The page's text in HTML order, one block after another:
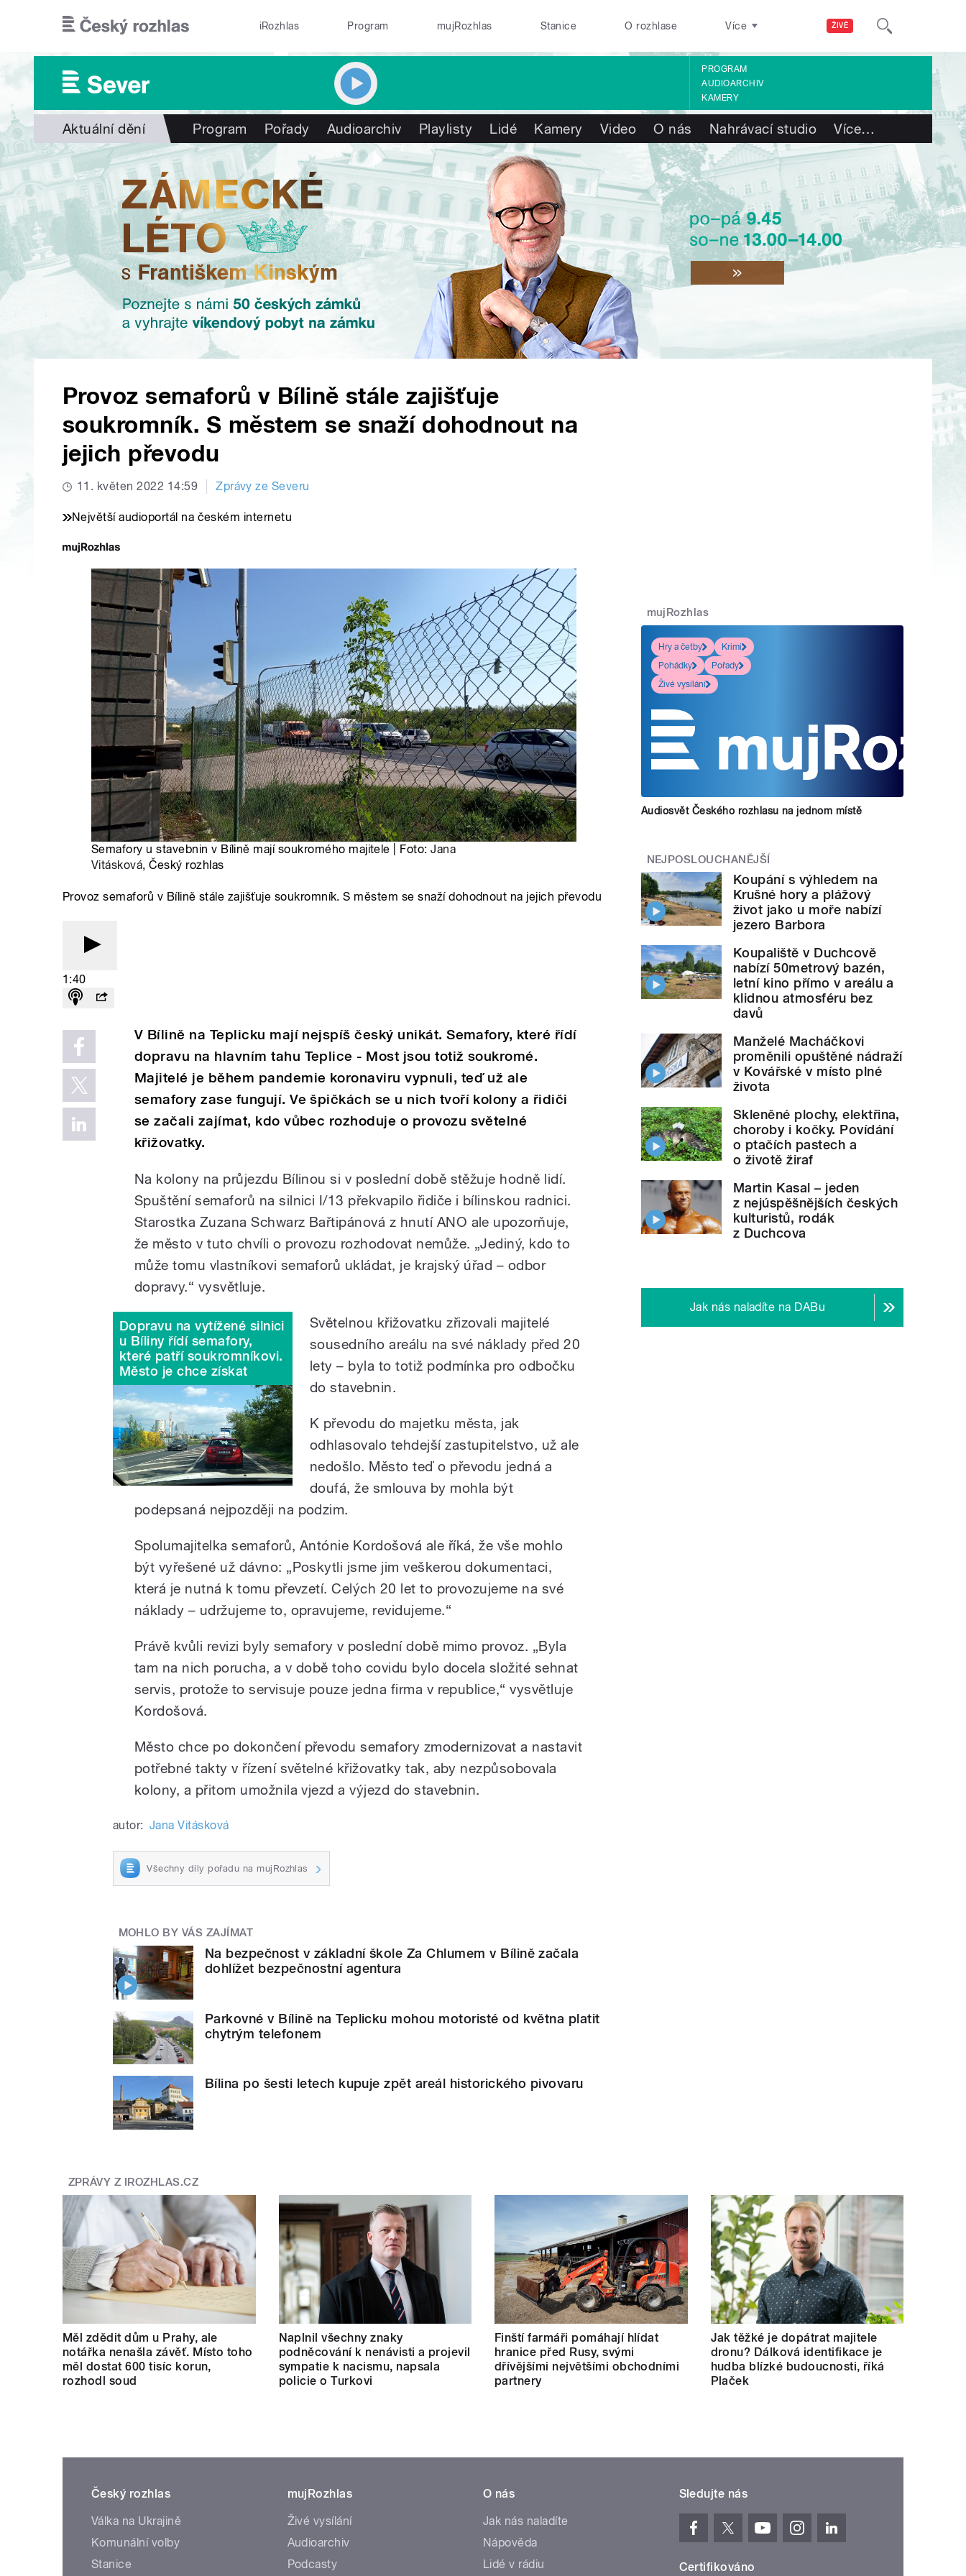
ŽIVĚ
iRozhlas Program mujRozhlas Stanice O rozhlase Více
PROGRAM
AUDIOARCHIV
KAMERY
Aktuální dění Program Pořady Audioarchiv Playlisty Lidé Kamery Video O nás Nahrávací studio Více…
Provoz semaforů v Bílině stále zajišťuje
soukromník. S městem se snaží dohodnout na
jejich převodu
11. květen 2022 14:59 Zprávy ze Severu
Největší audioportál na českém internetu
Semafory u stavebnin v Bílině mají soukromého majitele | Foto:Jana
Vitásková, Český rozhlas
Provoz semaforů v Bílině stále zajišťuje soukromník. S městem se snaží dohodnout na jejich převodu
1:40
V Bílině na Teplicku mají nejspíš český unikát. Semafory, které řídí
dopravu na hlavním tahu Teplice - Most jsou totiž soukromé.
Majitelé je během pandemie koronaviru vypnuli, teď už ale
semafory zase fungují. Ve špičkách se u nich tvoří kolony a řidiči
se začali zajímat, kdo vůbec rozhoduje o provozu světelné
křižovatky.
Na kolony na průjezdu Bílinou si v poslední době stěžuje hodně lidí.
Spuštění semaforů na silnici I/13 překvapilo řidiče i bílinskou radnici.
Starostka Zuzana Schwarz Bařtipánová z hnutí ANO ale upozorňuje,
že město v tuto chvíli o provozu rozhodovat nemůže. „Jediný, kdo to
může tomu vlastníkovi semaforů ukládat, je krajský úřad – odbor
dopravy.“ vysvětluje.
Dopravu na vytížené silnici
u Bíliny řídí semafory,
které patří soukromníkovi.
Město je chce získat
Světelnou křižovatku zřizovali majitelé
sousedního areálu na své náklady před 20
lety – byla to totiž podmínka pro odbočku
do stavebnin.
K převodu do majetku města, jak
odhlasovalo tehdejší zastupitelstvo, už ale
nedošlo. Město teď o převodu jedná a
doufá, že smlouva by mohla být
podepsaná nejpozději na podzim.
Spolumajitelka semaforů, Antónie Kordošová ale říká, že vše mohlo
být vyřešené už dávno: „Poskytli jsme jim veškerou dokumentaci,
která je nutná k tomu převzetí. Celých 20 let to provozujeme na své
náklady – udržujeme to, opravujeme, revidujeme.“
Právě kvůli revizi byly semafory v poslední době mimo provoz. „Byla
tam na nich porucha, a v době toho covidu bylo docela složité sehnat
servis, protože to servisuje pouze jedna firma v republice,“ vysvětluje
Kordošová.
Město chce po dokončení převodu semafory zmodernizovat a nastavit
potřebné takty v řízení světelné křižovatky tak, aby nezpůsobovala
kolony, a přitom umožnila vjezd a výjezd do stavebnin.
autor: Jana Vitásková
Všechny díly pořadu na mujRozhlas
MOHLO BY VÁS ZAJÍMAT
Na bezpečnost v základní škole Za Chlumem v Bílině začala
dohlížet bezpečnostní agentura
Parkovné v Bílině na Teplicku mohou motoristé od května platit
chytrým telefonem
Bílina po šesti letech kupuje zpět areál historického pivovaru
mujRozhlas
Hry a četby
Krimi
Pohádky
Pořady
Živé vysílání
Audiosvět Českého rozhlasu na jednom místě
NEJPOSLOUCHANĚJŠÍ
Koupání s výhledem na
Krušné hory a plážový
život jako u moře nabízí
jezero Barbora
Koupaliště v Duchcově
nabízí 50metrový bazén,
letní kino přímo v areálu a
klidnou atmosféru bez
davů
Manželé Macháčkovi
proměnili opuštěné nádraží
v Kovářské v místo plné
života
Skleněné plochy, elektřina,
choroby i kočky. Povídání
o ptačích pastech a
o životě žiraf
Martin Kasal – jeden
z nejúspěšnějších českých
kulturistů, rodák
z Duchcova
Jak nás naladíte na DABu
ZPRÁVY Z IROZHLAS.CZ
Měl zdědit dům u Prahy, ale
notářka nenašla závěť. Místo toho
měl dostat 600 tisíc korun,
rozhodl soud
Naplnil všechny znaky
podněcování k nenávisti a projevil
sympatie k nacismu, napsala
policie o Turkovi
Finští farmáři pomáhají hlídat
hranice před Rusy, svými
dřívějšími největšími obchodními
partnery
Jak těžké je dopátrat majitele
dronu? Dálková identifikace je
hudba blízké budoucnosti, říká
Plaček
Český rozhlas
Válka na Ukrajině
Komunální volby
Stanice
mujRozhlas
Živé vysílání
Audioarchiv
Podcasty
O nás
Jak nás naladíte
Nápověda
Lidé v rádiu
Sledujte nás
Certifikováno